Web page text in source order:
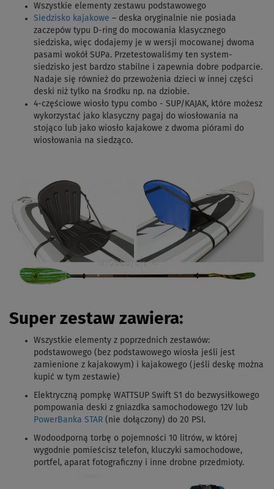
Wszystkie elementy zestawu podstawowego
Siedzisko kajakowe – deska oryginalnie nie posiada
zaczepów typu D-ring do mocowania klasycznego
siedziska, więc dodajemy je w wersji mocowanej dwoma
pasami wokół SUPa. Przetestowaliśmy ten system-
siedzisko jest bardzo stabilne i zapewnia dobre podparcie.
Nadaje się również do przewożenia dzieci w innej części
deski niż tylko na środku np. na dziobie.
4-częściowe wiosło typu combo - SUP/KAJAK, które możesz
wykorzystać jako klasyczny pagaj do wiosłowania na
stojąco lub jako wiosło kajakowe z dwoma piórami do
wiosłowania na siedząco.
Super zestaw zawiera:
Wszystkie elementy z poprzednich zestawów:
podstawowego (bez podstawowego wiosła jeśli jest
zamienione z kajakowym) i kajakowego (jeśli deskę można
kupić w tym zestawie)
Elektryczną pompkę WATTSUP Swift S1 do bezwysiłkowego
pompowania deski z gniazdka samochodowego 12V lub
PowerBanka STAR (nie dołączony) do 20 PSI.
Wodoodporną torbę o pojemności 10 litrów, w której
wygodnie pomieścisz telefon, kluczyki samochodowe,
portfel, aparat fotograficzny i inne drobne przedmioty.